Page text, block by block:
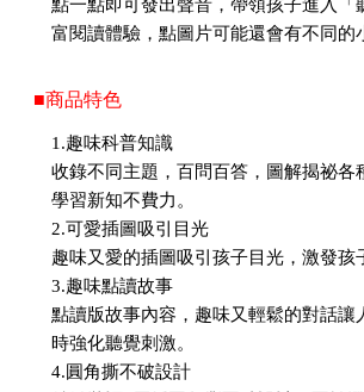
點一點即可發出聲音，帶領孩子進入「
富閱讀體驗，點圖片可能還會有不同的
■商品特色
1.趣味科普知識
收錄不同主題，百問百答，圖解揭祕各
學習新知不費力。
2.可愛插圖吸引目光
趣味又愛的插圖吸引孩子目光，激發孩
3.趣味點讀故事
點讀版故事內容，趣味又輕鬆的對話讓
時強化聽覺刺激。
4.圓角撕不破設計